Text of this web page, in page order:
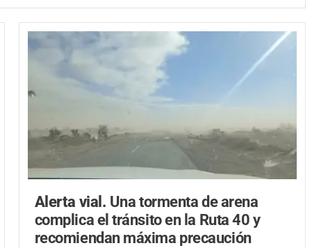
Alerta vial. Una tormenta de arena
complica el tránsito en la Ruta 40 y
recomiendan máxima precaución